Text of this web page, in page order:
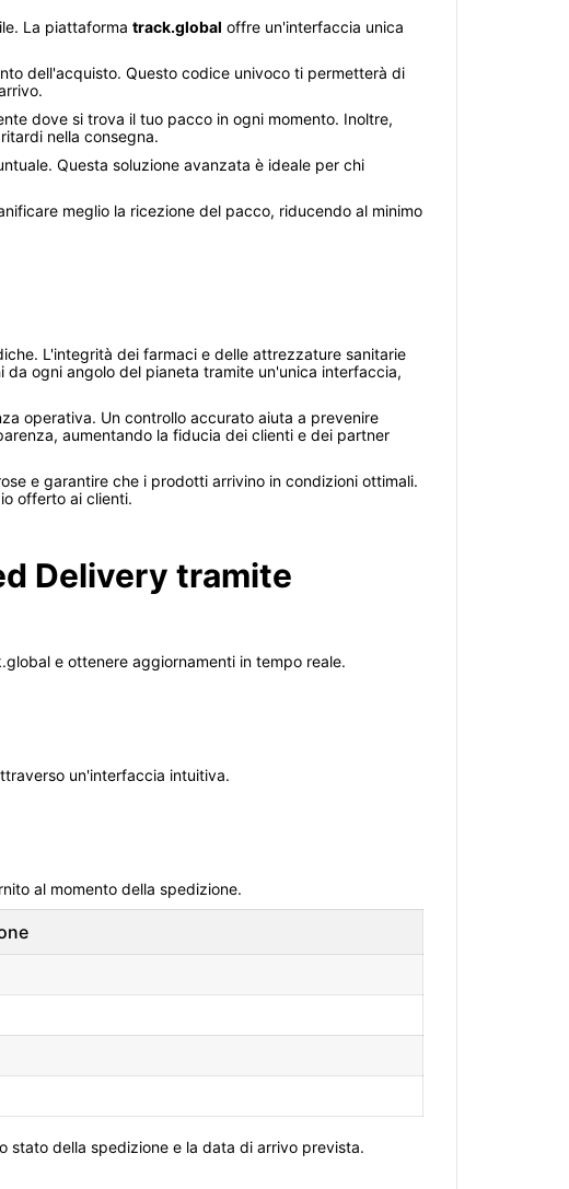
La piattaforma track.global offre un'interfaccia unica
dell'acquisto. Questo codice univoco ti permetterà di
dove si trova il tuo pacco in ogni momento. Inoltre,
nella consegna.
Questa soluzione avanzata è ideale per chi
meglio la ricezione del pacco, riducendo al minimo
L'integrità dei farmaci e delle attrezzature sanitarie
ogni angolo del pianeta tramite un'unica interfaccia,
operativa. Un controllo accurato aiuta a prevenire
aumentando la fiducia dei clienti e dei partner
e garantire che i prodotti arrivino in condizioni ottimali.
offerto ai clienti.
Delivery tramite
e ottenere aggiornamenti in tempo reale.
un'interfaccia intuitiva.
al momento della spedizione.
stato della spedizione e la data di arrivo prevista.